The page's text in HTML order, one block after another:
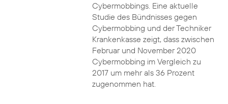
Cybermobbings. Eine aktuelle
Studie des Bündnisses gegen
Cybermobbing und der Techniker
Krankenkasse zeigt, dass zwischen
Februar und November 2020
Cybermobbing im Vergleich zu
2017 um mehr als 36 Prozent
zugenommen hat.